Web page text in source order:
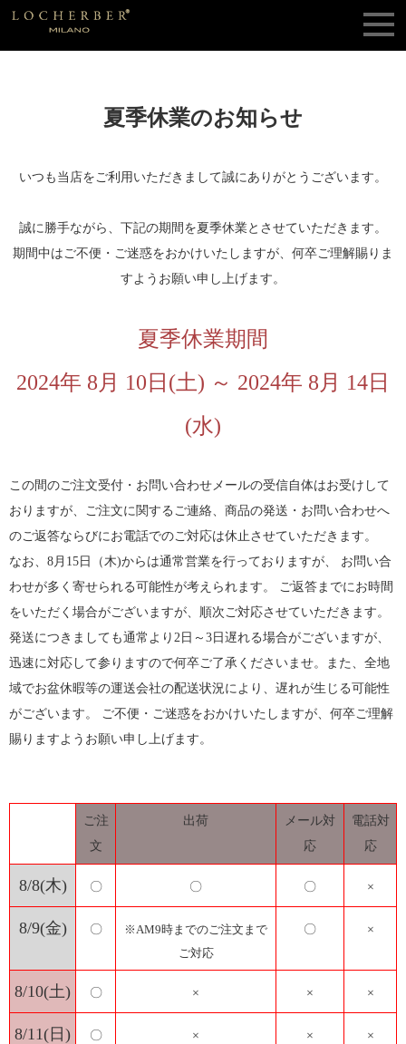
夏季休業のお知らせ
いつも当店をご利用いただきまして誠にありがとうございます。
誠に勝手ながら、下記の期間を夏季休業とさせていただきます。
期間中はご不便・ご迷惑をおかけいたしますが、何卒ご理解賜りま
すようお願い申し上げます。
夏季休業期間
2024年 8月 10日(土) ～ 2024年 8月 14日
(水)
この間のご注文受付・お問い合わせメールの受信自体はお受けして
おりますが、ご注文に関するご連絡、商品の発送・お問い合わせへ
のご返答ならびにお電話でのご対応は休止させていただきます。
なお、8月15日（木)からは通常営業を行っておりますが、 お問い合
わせが多く寄せられる可能性が考えられます。 ご返答までにお時間
をいただく場合がございますが、順次ご対応させていただきます。
発送につきましても通常より2日～3日遅れる場合がございますが、
迅速に対応して参りますので何卒ご了承くださいませ。また、全地
域でお盆休暇等の運送会社の配送状況により、遅れが生じる可能性
がございます。 ご不便・ご迷惑をおかけいたしますが、何卒ご理解
賜りますようお願い申し上げます。
ご注
文
出荷
メール対
応
電話対
応
8/8(木) 〇 〇 〇 ×
8/9(金) 〇
※AM9時までのご注文まで
ご対応
〇 ×
8/10(土) 〇 × × ×
8/11(日) 〇 × × ×